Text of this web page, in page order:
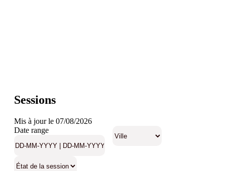
Sessions
Mis à jour le 07/08/2026
Date range